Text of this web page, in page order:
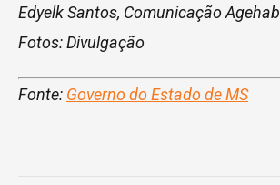
Edyelk Santos, Comunicação Agehab
Fotos: Divulgação
Fonte: Governo do Estado de MS